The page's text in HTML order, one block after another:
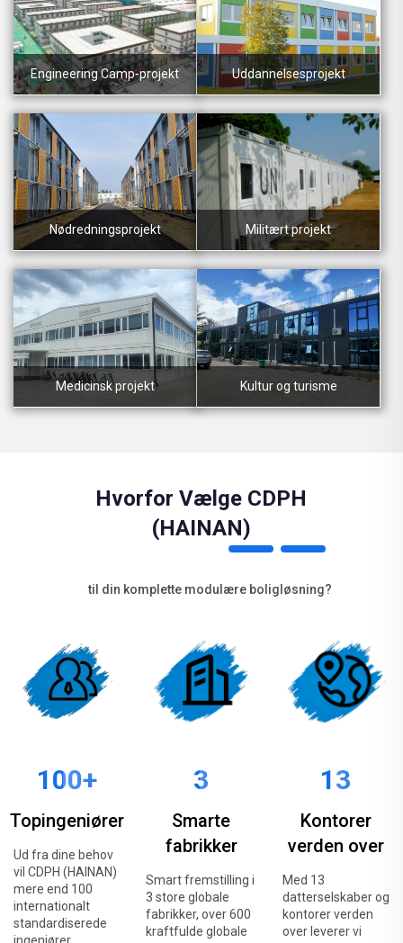
Engineering Camp-projekt Uddannelsesprojekt
Nødredningsprojekt Militært projekt
Medicinsk projekt Kultur og turisme
Hvorfor Vælge CDPH
(HAINAN)
til din komplette modulære boligløsning?
100+
Topingeniører
Ud fra dine behov
vil CDPH (HAINAN)
mere end 100
internationalt
standardiserede
ingeniører
3
Smarte
fabrikker
Smart fremstilling i
3 store globale
fabrikker, over 600
kraftfulde globale
13
Kontorer
verden over
Med 13
datterselskaber og
kontorer verden
over leverer vi